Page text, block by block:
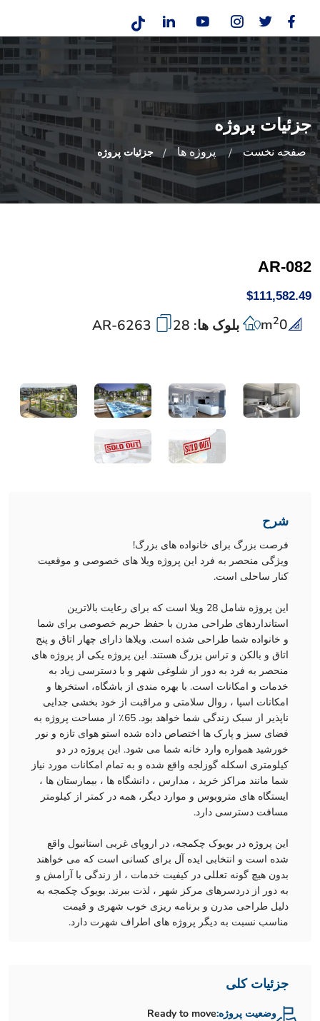
جزئیات پروژه
صفحه نخست پروژه ها جزئیات پروژه
AR-082
$111,582.49
0
m2 بلوک ها: 28
شرح
فرصت بزرگ برای خانواده های بزرگ!
ویژگی منحصر به فرد این پروژه ویلا های خصوصی و موقعیت
کنار ساحلی است.
این پروژه شامل 28 ویلا است که برای رعایت بالاترین
استانداردهای طراحی مدرن با حفظ حریم خصوصی برای شما
و خانواده شما طراحی شده است. ویلاها دارای چهار اتاق و پنج
اتاق و بالکن و تراس بزرگ هستند. این پروژه یکی از پروژه های
منحصر به فرد به دور از شلوغی شهر و با دسترسی زیاد به
خدمات و امکانات است. با بهره مندی از باشگاه، استخرها و
امکانات اسپا ، روال سلامتی و مراقبت از خود بخشی جدایی
ناپذیر از سبک زندگی شما خواهد بود. 65٪ از مساحت پروژه به
فضای سبز و پارک ها اختصاص داده شده استو هوای تازه و نور
خورشید همواره وارد خانه شما می شود. این پروژه در دو
کیلومتری اسکله گوزلجه واقع شده و به تمام امکانات مورد نیاز
شما مانند مراکز خرید ، مدارس ، دانشگاه ها ، بیمارستان ها ،
ایستگاه های متروبوس و موارد دیگر، همه در کمتر از کیلومتر
مسافت دسترسی دارد.
این پروژه در بویوک چکمجه، در اروپای غربی استانبول واقع
شده است و انتخابی ایده آل برای کسانی است که می خواهند
بدون هیچ گونه تعللی در کیفیت خدمات ، از زندگی با آرامش و
به دور از دردسرهای مرکز شهر ، لذت ببرند. بویوک چکمجه به
دلیل طراحی مدرن و برنامه ریزی خوب شهری و قیمت
مناسب نسبت به دیگر پروژه های اطراف شهرت دارد.
جزئیات کلی
وضعیت پروژه:Ready to move